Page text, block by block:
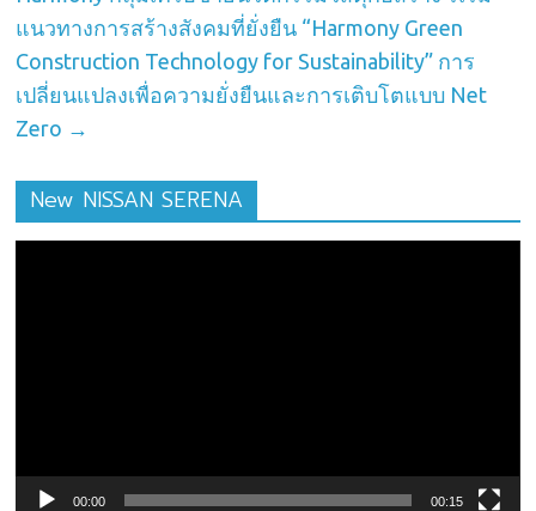
แนวทางการสร้างสังคมที่ยั่งยืน “Harmony Green
Construction Technology for Sustainability” การ
เปลี่ยนแปลงเพื่อความยั่งยืนและการเติบโตแบบ Net
Zero →
New NISSAN SERENA
00:00 00:15